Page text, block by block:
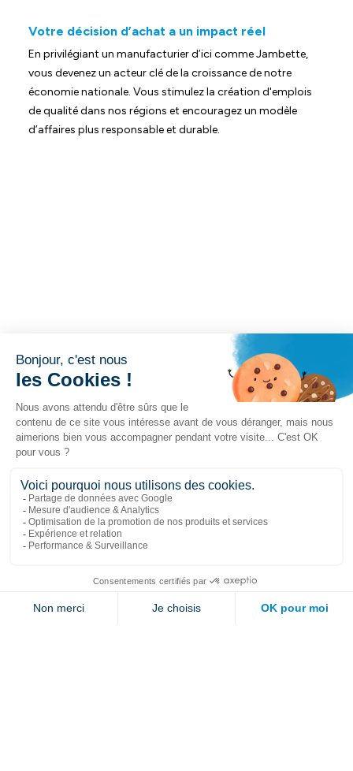
Votre décision d’achat a un impact réel
En privilégiant un manufacturier d’ici comme Jambette,
vous devenez un acteur clé de la croissance de notre
économie nationale. Vous stimulez la création d'emplois
de qualité dans nos régions et encouragez un modèle
d’affaires plus responsable et durable.
Liens populaires
Nous joindre